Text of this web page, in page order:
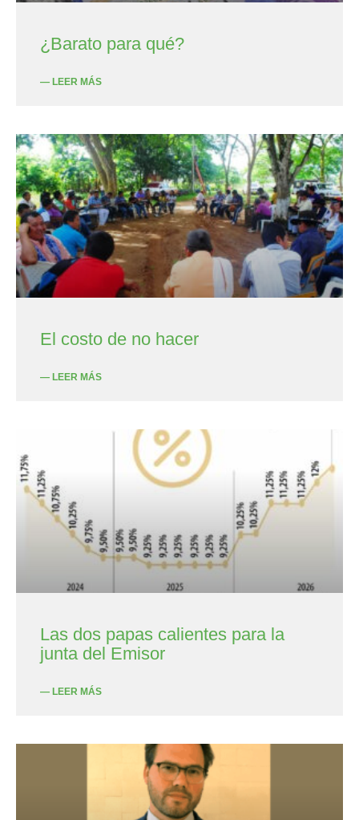
¿Barato para qué?
— LEER MÁS
El costo de no hacer
— LEER MÁS
Las dos papas calientes para la
junta del Emisor
— LEER MÁS